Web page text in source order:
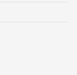
kartě